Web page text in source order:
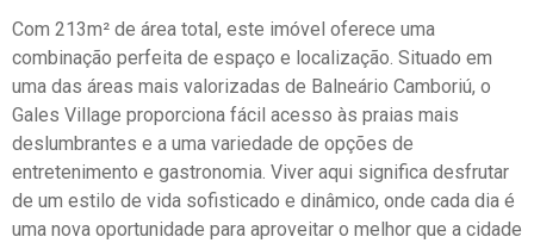
Com 213m² de área total, este imóvel oferece uma
combinação perfeita de espaço e localização. Situado em
uma das áreas mais valorizadas de Balneário Camboriú, o
Gales Village proporciona fácil acesso às praias mais
deslumbrantes e a uma variedade de opções de
entretenimento e gastronomia. Viver aqui significa desfrutar
de um estilo de vida sofisticado e dinâmico, onde cada dia é
uma nova oportunidade para aproveitar o melhor que a cidade